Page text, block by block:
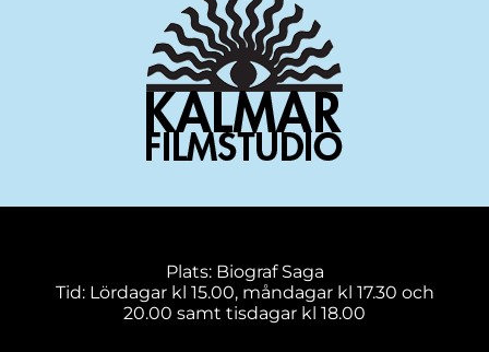
Plats: Biograf Saga
Tid: Lördagar kl 15.00, måndagar kl 17.30 och
20.00 samt tisdagar kl 18.00